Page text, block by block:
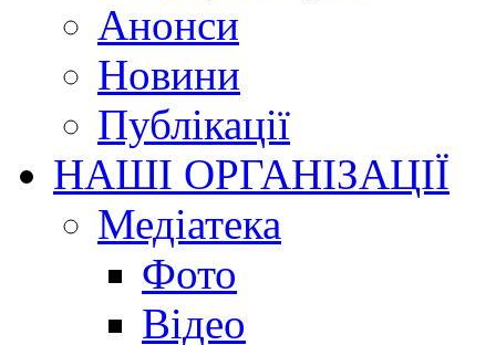
Анонси
Новини
Публікації
НАШІ ОРГАНІЗАЦІЇ
Медіатека
Фото
Відео